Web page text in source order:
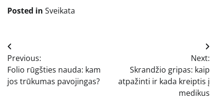
Posted in Sveikata
Navigacija
tarp
įrašų
Previous:
Folio rūgšties nauda: kam
jos trūkumas pavojingas?
Next:
Skrandžio gripas: kaip
atpažinti ir kada kreiptis į
medikus